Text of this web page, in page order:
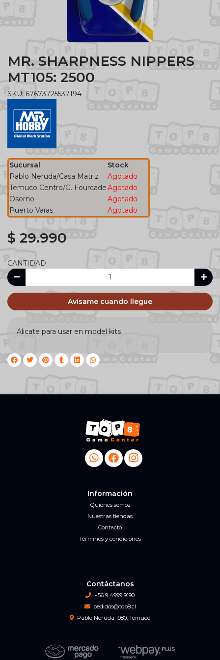
MR. SHARPNESS NIPPERS
MT105: 2500
SKU: 67673725537194
Sucursal
Stock
Pablo Neruda/Casa Matriz
Agotado
Temuco Centro/G. FourcadeAgotado
Osorno
Agotado
Puerto Varas
Agotado
$ 29.990
CANTIDAD
Avísame cuando llegue
Alicate para usar en model kits
Información
Quiénes somos
Nuestras tiendas
Contacto
Términos y condiciones
Contáctanos
+56 9 4999 9190
pedidos@top8.cl
Pablo Neruda 1980, Temuco